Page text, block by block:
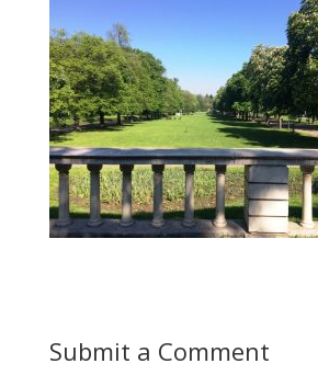
Submit a Comment